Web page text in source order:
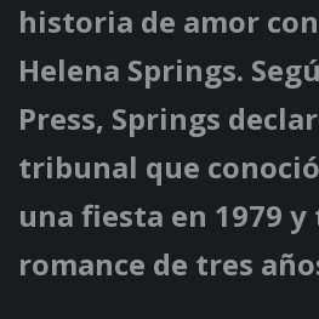
historia de amor
Helena Springs.
Press, Springs
tribunal que
una fiesta en 1979
romance de tres